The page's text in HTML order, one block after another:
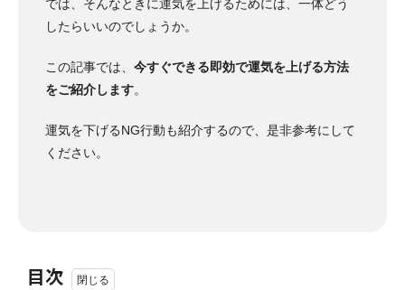
では、そんなときに運気を上げるためには、一体どう
したらいいのでしょうか。
この記事では、 今すぐできる即効で運気を上げる方法
をご紹介します。
運気を下げるNG行動も紹介するので、是非参考にして
ください。
目次